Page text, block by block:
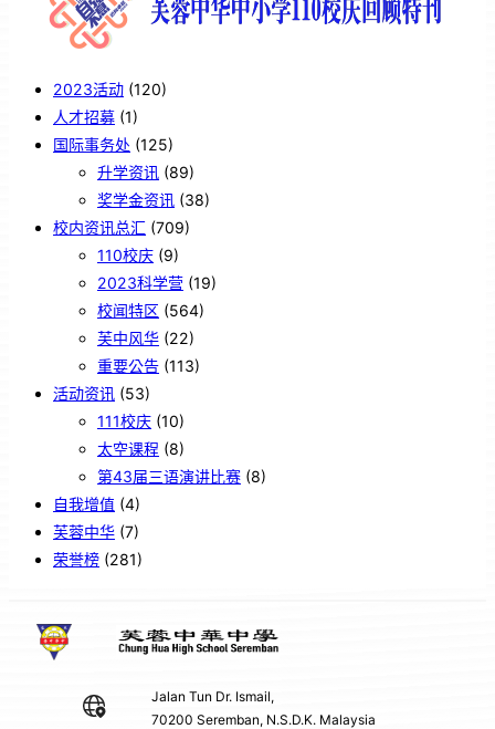
2023活动 (120)
人才招募 (1)
国际事务处 (125)
升学资讯 (89)
奖学金资讯 (38)
校内资讯总汇 (709)
110校庆 (9)
2023科学营 (19)
校闻特区 (564)
芙中风华 (22)
重要公告 (113)
活动资讯 (53)
111校庆 (10)
太空课程 (8)
第43届三语演讲比赛 (8)
自我增值 (4)
芙蓉中华 (7)
荣誉榜 (281)
Jalan Tun Dr. Ismail,
70200 Seremban, N.S.D.K. Malaysia